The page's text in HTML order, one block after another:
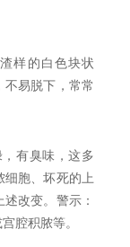
样的白色块状
易脱下，常常
有臭味，这多
胞、坏死的上
改变。警示：
腔积脓等。